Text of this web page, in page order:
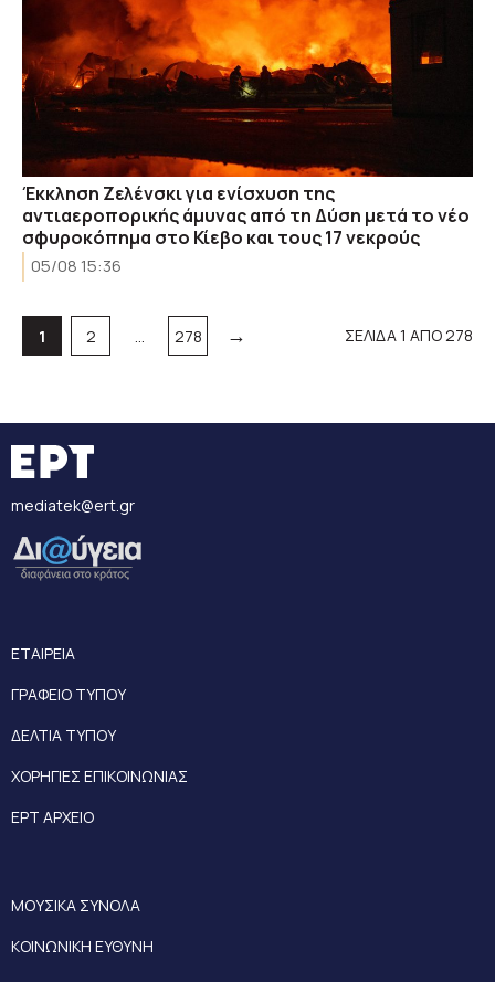
Έκκληση Ζελένσκι για ενίσχυση της
αντιαεροπορικής άμυνας από τη Δύση μετά το νέο
σφυροκόπημα στο Κίεβο και τους 17 νεκρούς
05/08 15:36
Σελίδα
1 Σελίδα
2 … Σελίδα
278 → ΣΕΛΙΔΑ 1 ΑΠΟ 278
mediatek@ert.gr
ΕΤΑΙΡΕΙΑ
ΓΡΑΦΕΙΟ ΤΥΠΟΥ
ΔΕΛΤΙΑ ΤΥΠΟΥ
ΧΟΡΗΓΙΕΣ ΕΠΙΚΟΙΝΩΝΙΑΣ
ΕΡΤ ΑΡΧΕΙΟ
ΜΟΥΣΙΚΑ ΣΥΝΟΛΑ
ΚΟΙΝΩΝΙΚΗ ΕΥΘΥΝΗ